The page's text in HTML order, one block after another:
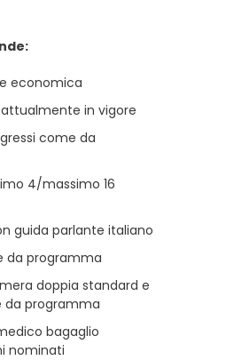
economica
in vigore
come da
4/massimo 16
guida parlante italiano
da programma
doppia standard e
programma
bagaglio
nominati